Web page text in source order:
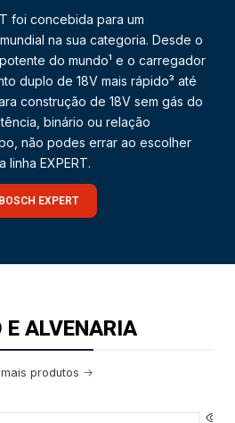
foi concebida para um
na sua categoria. Desde o
do mundo¹ e o carregador
duplo de 18V mais rápido³ até
construção de 18V sem gás do
binário ou relação
não podes errar ao escolher
linha EXPERT.
EXPERT
E ALVENARIA
produtos